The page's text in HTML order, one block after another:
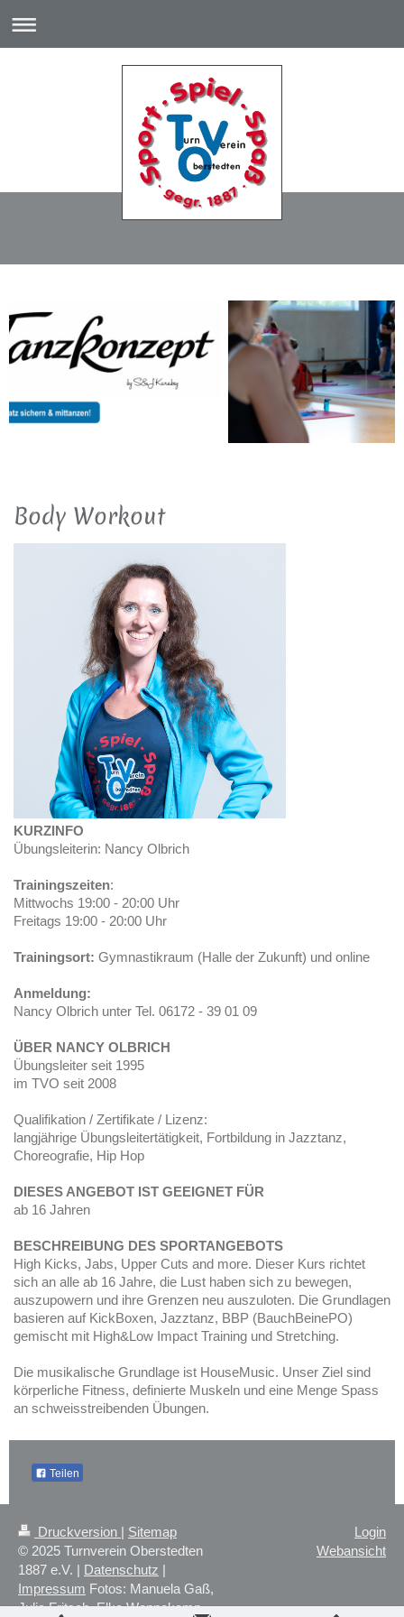
Body Workout
KURZINFO
Übungsleiterin: Nancy Olbrich
Trainingszeiten:
Mittwochs 19:00 - 20:00 Uhr
Freitags 19:00 - 20:00 Uhr
Trainingsort: Gymnastikraum (Halle der Zukunft) und online
Anmeldung:
Nancy Olbrich unter Tel. 06172 - 39 01 09
ÜBER NANCY OLBRICH
Übungsleiter seit 1995
im TVO seit 2008
Qualifikation / Zertifikate / Lizenz:
langjährige Übungsleitertätigkeit, Fortbildung in Jazztanz,
Choreografie, Hip Hop
DIESES ANGEBOT IST GEEIGNET FÜR
ab 16 Jahren
BESCHREIBUNG DES SPORTANGEBOTS
High Kicks, Jabs, Upper Cuts and more. Dieser Kurs richtet
sich an alle ab 16 Jahre, die Lust haben sich zu bewegen,
auszupowern und ihre Grenzen neu auszuloten. Die Grundlagen
basieren auf KickBoxen, Jazztanz, BBP (BauchBeinePO)
gemischt mit High&Low Impact Training und Stretching.
Die musikalische Grundlage ist HouseMusic. Unser Ziel sind
körperliche Fitness, definierte Muskeln und eine Menge Spass
an schweisstreibenden Übungen.
Teilen
Druckversion | Sitemap
© 2025 Turnverein Oberstedten
1887 e.V. | Datenschutz |
Impressum Fotos: Manuela Gaß,
Julia Fritsch, Elke Wennekamp,
Login
Webansicht